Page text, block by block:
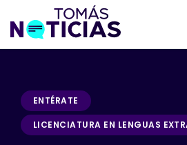
ENTÉRATE
LICENCIATURA EN LENGUAS